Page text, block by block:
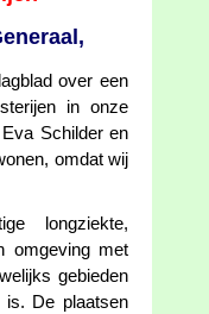
over een
in onze
Schilder en
omdat wij
longziekte,
omgeving met
gebieden
De plaatsen